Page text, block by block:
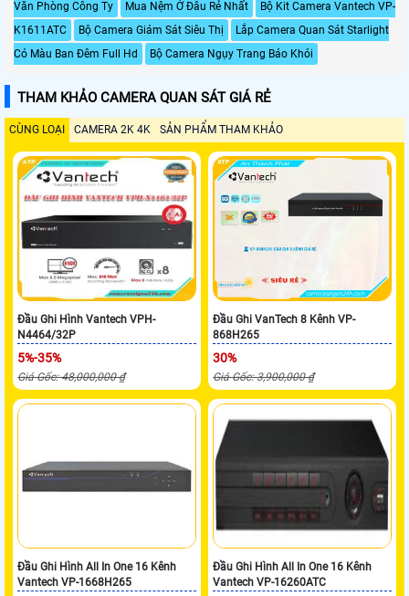
Văn Phòng Công Ty Mua Nệm Ở Đâu Rẻ Nhất
Bộ Kit Camera Vantech VP-
K1611ATC
Bộ Camera Giám Sát Siêu Thị
Lắp Camera Quan Sát Starlight
Có Màu Ban Đêm Full Hd
Bộ Camera Ngụy Trang Báo Khói
THAM KHẢO CAMERA QUAN SÁT GIÁ RẺ
CÙNG LOẠI CAMERA 2K 4K SẢN PHẨM THAM KHẢO
Đầu Ghi Hình Vantech VPH-
N4464/32P
5%-35%
Giá Gốc: 48,000,000 ₫
Đầu Ghi VanTech 8 Kênh VP-
868H265
30%
Giá Gốc: 3,900,000 ₫
Đầu Ghi Hình All In One 16 Kênh
Vantech VP-1668H265
Đầu Ghi Hình All In One 16 Kênh
Vantech VP-16260ATC